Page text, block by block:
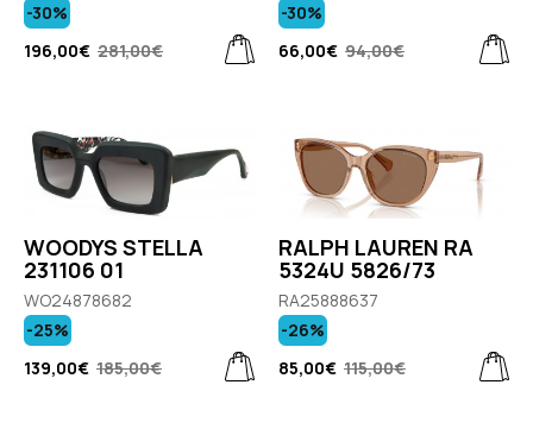
196,00€ 281,00€
-30%
66,00€ 94,00€
-30%
WOODYS STELLA
231106 01
WO24878682
139,00€ 185,00€
-25%
RALPH LAUREN RA
5324U 5826/73
RA25888637
85,00€ 115,00€
-26%